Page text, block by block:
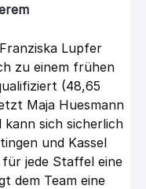
Lupfer
zu einem frühen
(48,65
Maja Huesmann
sich sicherlich
und Kassel
jede Staffel eine
dem Team eine